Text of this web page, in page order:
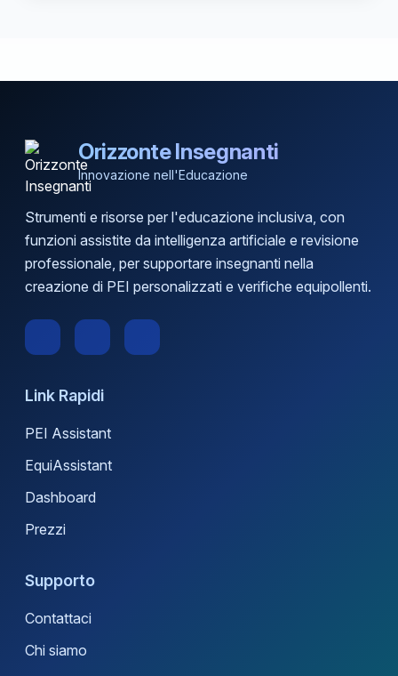
Orizzonte Insegnanti
Innovazione nell'Educazione
Strumenti e risorse per l'educazione inclusiva, con
funzioni assistite da intelligenza artificiale e revisione
professionale, per supportare insegnanti nella
creazione di PEI personalizzati e verifiche equipollenti.
Link Rapidi
PEI Assistant
EquiAssistant
Dashboard
Prezzi
Supporto
Contattaci
Chi siamo